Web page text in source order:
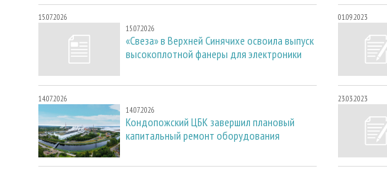
15.07.2026
15.07.2026
«Свеза» в Верхней Синячихе освоила выпуск
высокоплотной фанеры для электроники
14.07.2026
14.07.2026
Кондопожский ЦБК завершил плановый
капитальный ремонт оборудования
01.09.2023
23.03.2023